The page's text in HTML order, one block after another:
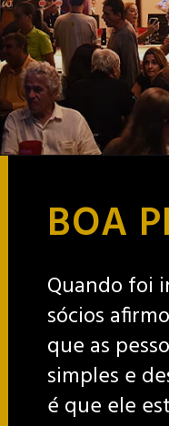
BOA
Quando foi
sócios
que as
simples e
é que ele